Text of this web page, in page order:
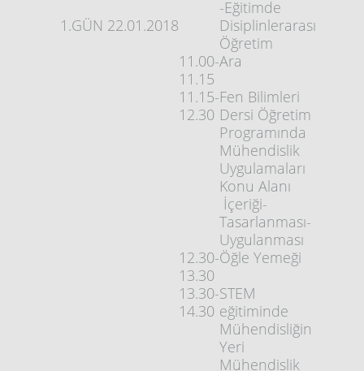
1.GÜN 22.01.2018
-Eğitimde
Disiplinlerarası
Öğretim
11.00-
11.15
Ara
11.15-
12.30
Fen Bilimleri
Dersi Öğretim
Programında
Mühendislik
Uygulamaları
Konu Alanı
İçeriği-
Tasarlanması-
Uygulanması
12.30-
13.30
Öğle Yemeği
13.30-
14.30
STEM
eğitiminde
Mühendisliğin
Yeri
Mühendislik